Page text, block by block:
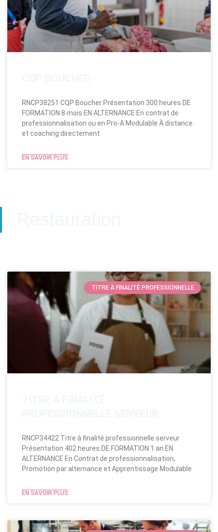
RNCP38251 CQP Boucher Présentation 300 heures DE
FORMATION 8 mois EN ALTERNANCE En contrat de
professionnalisation ou en Pro-A Modulable​ À distance
et coaching directement
EN SAVOIR PLUS
TITRE À FINALITÉ PROFESSIONNELLE
RNCP34422 Titre à finalité professionnelle serveur
Présentation 402 heures DE FORMATION 1 an EN
ALTERNANCE En Contrat de professionnalisation,
Promotion par alternance et Apprentissage Modulable​
EN SAVOIR PLUS